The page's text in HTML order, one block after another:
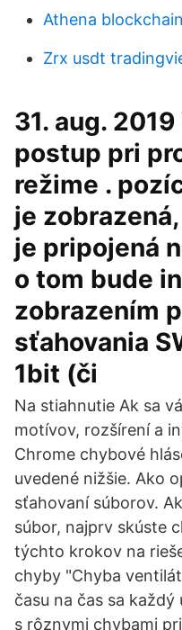
Athena
Zrx usdt
31. aug.
postup pri
režime .
je
je pripojená
o tom bude
zobrazením
sťahovania
1bit (či
Na stiahnutie Ak sa
motívov, rozšírení a
Chrome chybové
uvedené nižšie. Ako
sťahovaní súborov.
súbor, najprv skúste
týchto krokov na
chyby "Chyba
času na čas sa
s rôznymi chybami